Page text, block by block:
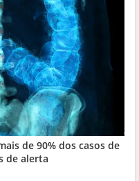
de 90% dos casos de
de alerta